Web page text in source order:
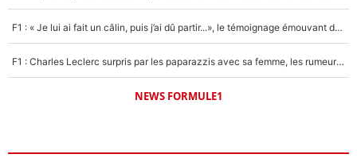
F1 : « Je lui ai fait un câlin, puis j’ai dû partir...», le témoignage émouvant de Max Verstappen sur sa fille
F1 : Charles Leclerc surpris par les paparazzis avec sa femme, les rumeurs étaient vraies !
NEWS FORMULE1